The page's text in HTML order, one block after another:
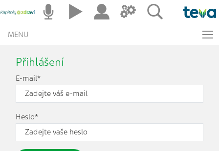
MENU
Přihlášení
E-mail*
Heslo*